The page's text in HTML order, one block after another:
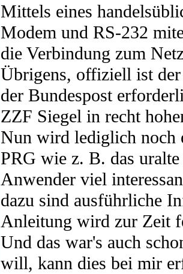
Mittels eines
Modem und RS-232
die Verbindung zum
Übrigens, offiziell ist
der Bundespost
ZZF Siegel in recht
Nun wird lediglich noch
PRG wie z. B. das
Anwender viel
dazu sind ausführliche
Anleitung wird zur Zeit
Und das war's auch
will, kann dies bei mir